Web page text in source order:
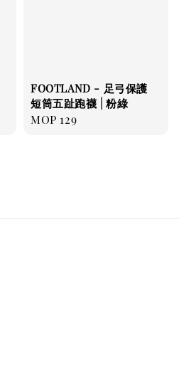
FOOTLAND - 足弓保護
短筒五趾跑襪 | 粉綠
Regular
MOP 129